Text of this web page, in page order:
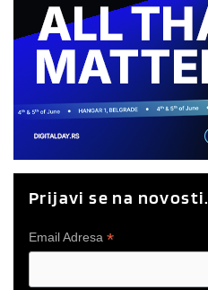
Prijavi se na novosti.
Email Adresa *